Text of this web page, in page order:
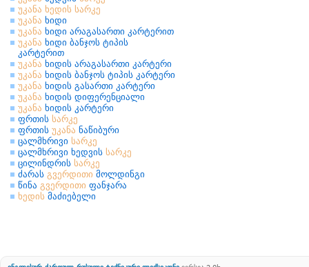
უკანა ხედის სარკე
უკანა ხიდი
უკანა ხიდი არაგასართი კარტერით
უკანა ხიდი ბანჯოს ტიპის
კარტერით
უკანა ხიდის არაგასართი კარტერი
უკანა ხიდის ბანჯოს ტიპის კარტერი
უკანა ხიდის გასართი კარტერი
უკანა ხიდის დიფერენციალი
უკანა ხიდის კარტერი
ფრთის სარკე
ფრთის უკანა ნაწიბური
ცალმხრივი სარკე
ცალმხრივი ხედვის სარკე
ცილინდრის სარკე
ძარას გვერდითი მოლდინგი
წინა გვერდითი ფანჯარა
ხედის მაძიებელი